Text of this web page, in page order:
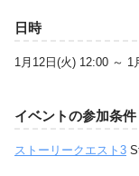
日時
1月12日(火) 12:00 ～ 1
イベントの参加条件
ストーリークエスト3